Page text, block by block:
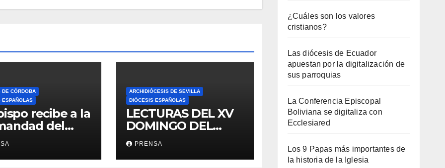
DE CÓRDOBA
ESPAÑOLAS
recibe a la
del
ARCHIDIÓCESIS DE SEVILLA
DIÓCESIS ESPAÑOLAS
LECTURAS DEL XV
DOMINGO DEL
TIEMPO
ORDINARIO (A)
PRENSA
¿Cuáles son los valores
cristianos?
Las diócesis de Ecuador
apuestan por la digitalización de
sus parroquias
La Conferencia Episcopal
Boliviana se digitaliza con
Ecclesiared
Los 9 Papas más importantes de
la historia de la Iglesia